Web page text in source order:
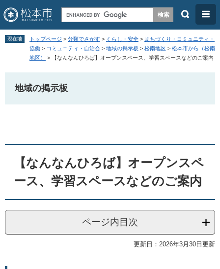
ペ
頭
。
メ
飛
て
検
メ
ニ
ュ
ー
現在地 トップページ > 分類でさがす > くらし・安全 > まちづくり・コミュニティ・
協働 > コミュニティ・自治会 > 地域の掲示板 > 松南地区 > 松本市から（松南
地区）
> 【なんなんひろば】オープンスペース、学習スペースなどのご案内
地域の掲示板
【なんなんひろば】オープンスペ
ース、学習スペースなどのご案内
ページ内目次
更新日：2026年3月30日更新